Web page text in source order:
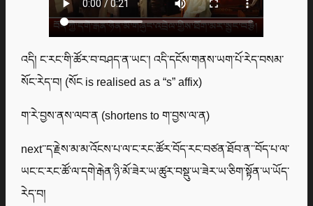
འདི། ང་རང་གི་ཚོར་བ་བཤད་ན་ཡང་། འདི་དངོས་གནས་ཡག་པོ་རེད་བསམ་
སོང་རེད་བ། (སོང is realised as a “s” affix)
ག་རེ་བྱས་ནས་ལབ་ན (shortens to ག་བྱས་ལ་ན)
next་་ད་རྗེས་མ་མ་འོངས་པ་ལ་ང་རང་ཚོར་བོད་རང་བཙན་ཐོབ་ན་་བོད་པ་ལ་
ཡང་ང་རང་ཚོ་ལ་དགེ་རྒེན་ཉི་མོ་ཟེར་ཡ་ཚུར་བསྡུ་ཡ་ཟེར་ཡ་ཅིག་སྟོན་ཡ་ཡོད་
རེད་བ།